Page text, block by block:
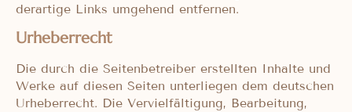
derartige Links umgehend entfernen.
Urheberrecht
Die durch die Seitenbetreiber erstellten Inhalte und
Werke auf diesen Seiten unterliegen dem deutschen
Urheberrecht. Die Vervielfältigung, Bearbeitung,